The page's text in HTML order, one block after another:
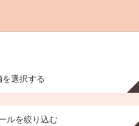
を選択する
ルを絞り込む